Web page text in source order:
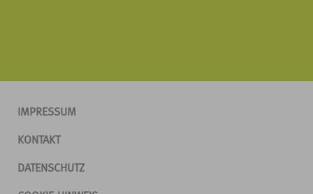
IMPRESSUM
KONTAKT
DATENSCHUTZ